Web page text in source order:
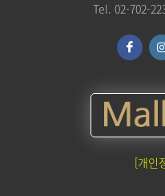
Tel. 02-702-
[개인